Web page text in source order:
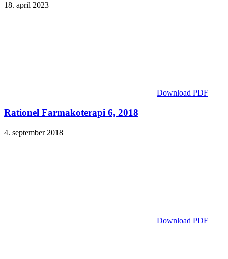
18. april 2023
Download PDF
Rationel Farmakoterapi 6, 2018
4. september 2018
Download PDF